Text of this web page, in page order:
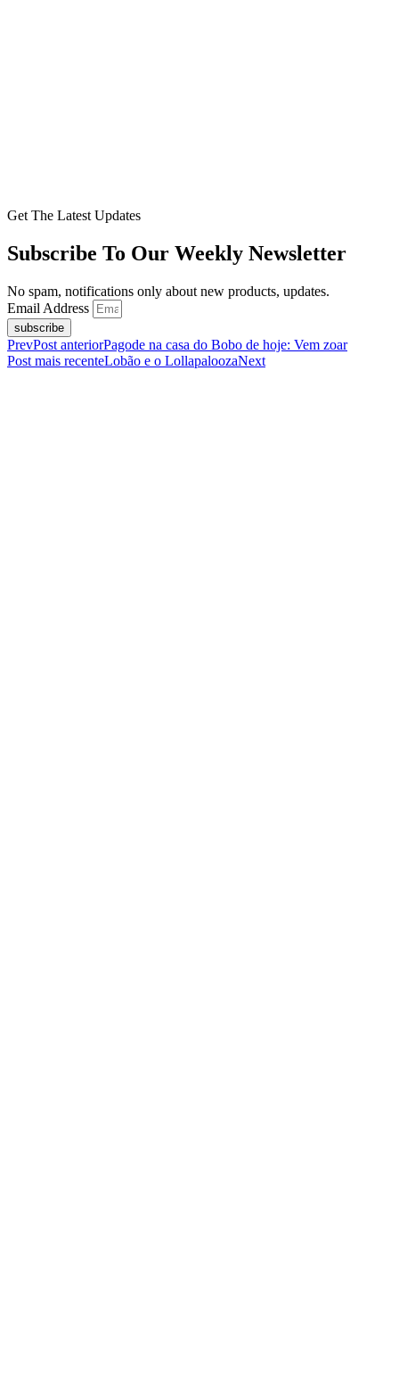
Get The Latest Updates
Subscribe To Our Weekly Newsletter
No spam, notifications only about new products, updates.
Email Address
subscribe
PrevPost anteriorPagode na casa do Bobo de hoje: Vem zoar
Post mais recenteLobão e o LollapaloozaNext